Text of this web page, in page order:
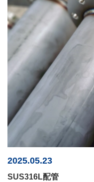
2025.05.23
SUS316L配管